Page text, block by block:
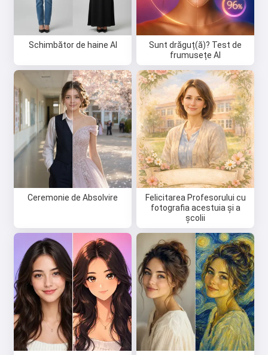
Schimbător de haine AI
Sunt drăguț(ă)? Test de
frumusețe AI
Ceremonie de Absolvire
Felicitarea Profesorului cu
fotografia acestuia și a
școlii